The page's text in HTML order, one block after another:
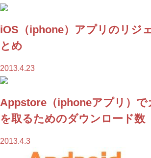
iOS（iphone）アプリのリジ
とめ
2013.4.23
Appstore（iphoneアプリ）で
を取るためのダウンロード数
2013.4.3